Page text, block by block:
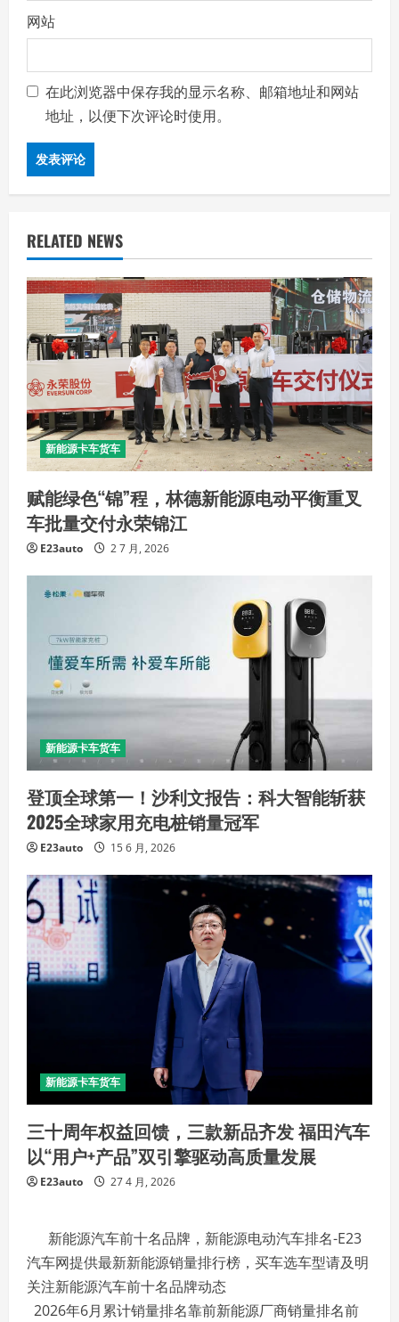
网站
在此浏览器中保存我的显示名称、邮箱地址和网站
地址，以便下次评论时使用。
RELATED NEWS
新能源卡车货车
赋能绿色“锦”程，林德新能源电动平衡重叉
车批量交付永荣锦江
E23auto 2 7 月, 2026
新能源卡车货车
登顶全球第一！沙利文报告：科大智能斩获
2025全球家用充电桩销量冠军
E23auto 15 6 月, 2026
新能源卡车货车
三十周年权益回馈，三款新品齐发 福田汽车
以“用户+产品”双引擎驱动高质量发展
E23auto 27 4 月, 2026
新能源汽车前十名品牌，新能源电动汽车排名-E23
汽车网提供最新新能源销量排行榜，买车选车型请及明
关注新能源汽车前十名品牌动态
2026年6月累计销量排名靠前新能源厂商销量排名前